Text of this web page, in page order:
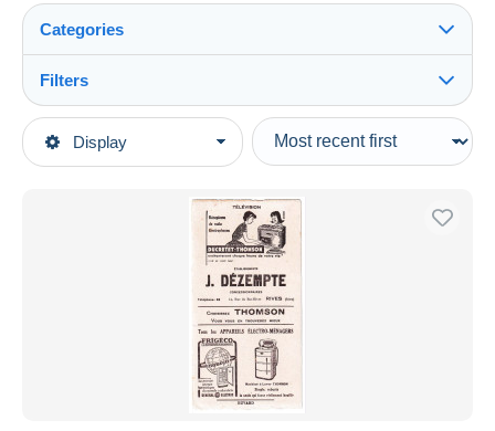
Display
Categories
Main categories
Filters
Type of sale
Ongoing
Auction sales with bids
Auctions without bids